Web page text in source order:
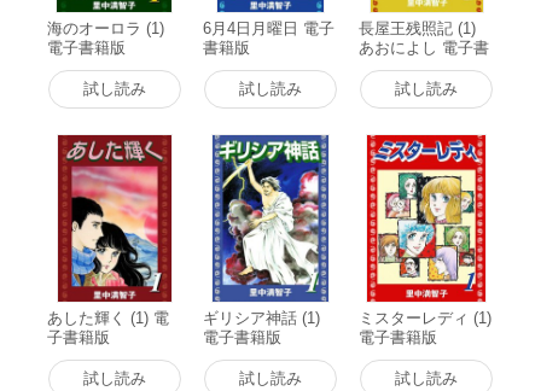
海のオーロラ (1)
電子書籍版
試し読み
6月4日月曜日 電子
書籍版
試し読み
長屋王残照記 (1)
あおによし 電子書
籍版
試し読み
あした輝く (1) 電
子書籍版
試し読み
ギリシア神話 (1)
電子書籍版
試し読み
ミスターレディ (1)
電子書籍版
試し読み